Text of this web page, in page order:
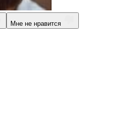
Мне не нравится